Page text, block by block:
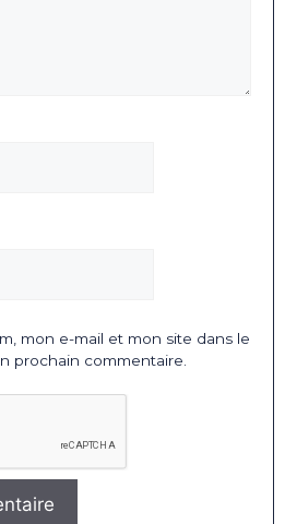
mon e-mail et mon site dans le
prochain commentaire.